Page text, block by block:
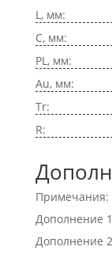
L, мм:
C, мм:
PL, мм:
Au, мм:
Tr:
R:
Примечания:
Дополнение
Дополнение